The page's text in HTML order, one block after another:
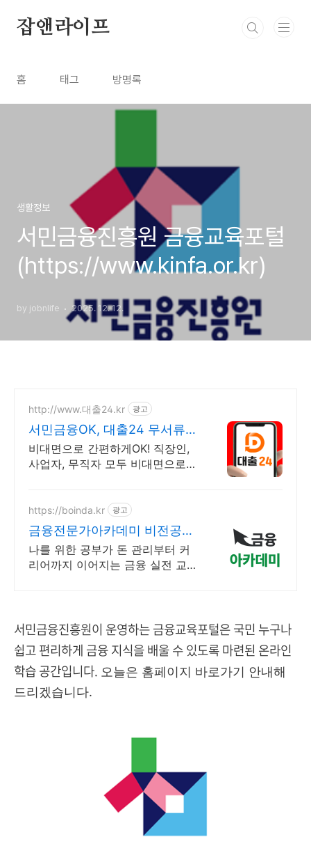
잡앤라이프
홈 태그 방명록
생활정보
서민금융진흥원 금융교육포털
(https://www.kinfa.or.kr)
by jobnlife 2025. 12. 12.
http://www.대출24.kr 광고
서민금융OK, 대출24 무서류
No신용 대출가능!
비대면으로 간편하게OK! 직장인,
사업자, 무직자 모두 비대면으로
대출24
https://boinda.kr 광고
금융전문가아카데미 비전공자
도 쉽게 시작
나를 위한 공부가 돈 관리부터 커
리어까지 이어지는 금융 실전 교육
서민금융진흥원이 운영하는 금융교육포털은 국민 누구나
쉽고 편리하게 금융 지식을 배울 수 있도록 마련된 온라인
학습 공간입니다. 오늘은 홈페이지 바로가기 안내해
드리겠습니다.